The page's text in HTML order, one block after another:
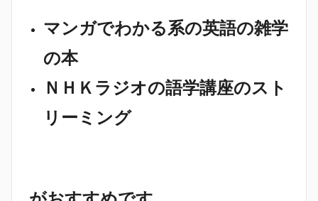
マンガでわかる系の英語の雑学
の本
ＮＨＫラジオの語学講座のスト
リーミング